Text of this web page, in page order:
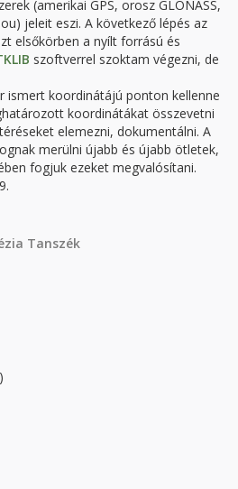
(amerikai GPS, orosz GLONASS,
jeleit eszi. A következő lépés az
elsőkörben a nyílt forrású és
szoftverrel szoktam végezni, de
ismert koordinátájú ponton kellenne
koordinátákat összevetni
elemezni, dokumentálni. A
merülni újabb és újabb ötletek,
fogjuk ezeket megvalósítani.
Tanszék